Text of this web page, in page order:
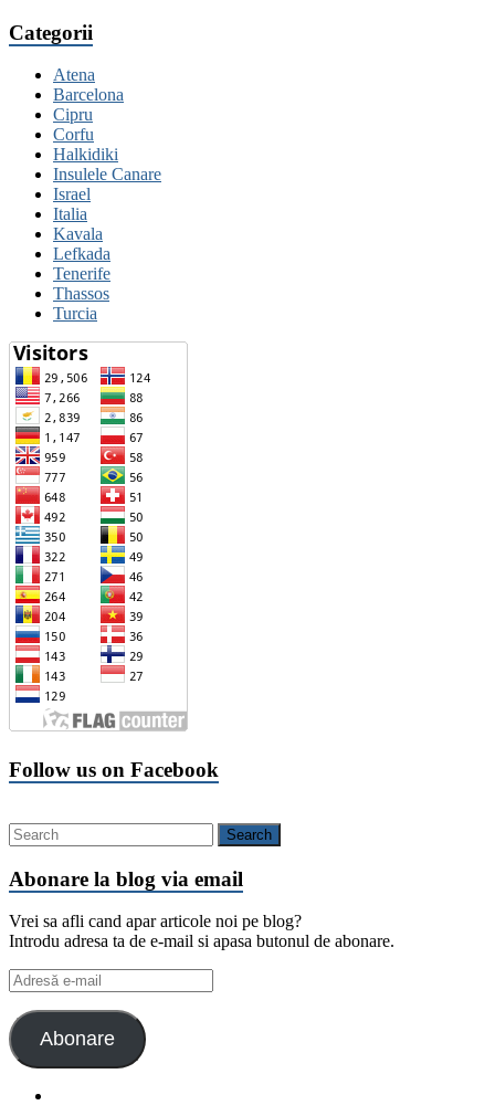
Categorii
Atena
Barcelona
Cipru
Corfu
Halkidiki
Insulele Canare
Israel
Italia
Kavala
Lefkada
Tenerife
Thassos
Turcia
Follow us on Facebook
Abonare la blog via email
Vrei sa afli cand apar articole noi pe blog?
Introdu adresa ta de e-mail si apasa butonul de abonare.
Adresă
e-
mail
Abonare